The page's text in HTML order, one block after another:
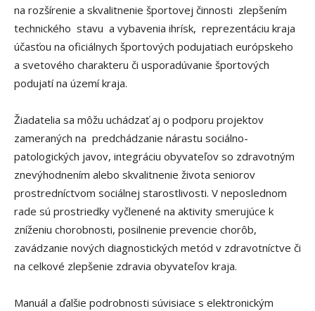
na rozšírenie a skvalitnenie športovej činnosti zlepšením
technického stavu a vybavenia ihrísk, reprezentáciu kraja
účasťou na oficiálnych športových podujatiach európskeho
a svetového charakteru či usporadúvanie športových
podujatí na území kraja.
Žiadatelia sa môžu uchádzať aj o podporu projektov
zameraných na predchádzanie nárastu sociálno-
patologických javov, integráciu obyvateľov so zdravotným
znevýhodnením alebo skvalitnenie života seniorov
prostredníctvom sociálnej starostlivosti. V neposlednom
rade sú prostriedky vyčlenené na aktivity smerujúce k
zníženiu chorobnosti, posilnenie prevencie chorôb,
zavádzanie nových diagnostických metód v zdravotníctve či
na celkové zlepšenie zdravia obyvateľov kraja.
Manuál a ďalšie podrobnosti súvisiace s elektronickým